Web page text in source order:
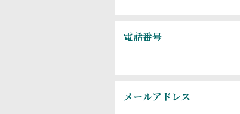
電話番号
メールアドレス